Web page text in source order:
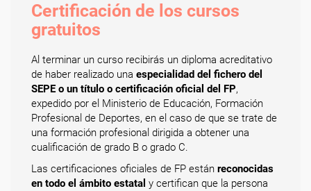
Certificación de los cursos
gratuitos
Al terminar un curso recibirás un diploma acreditativo
de haber realizado una especialidad del fichero del
SEPE o un título o certificación oficial del FP,
expedido por el Ministerio de Educación, Formación
Profesional de Deportes, en el caso de que se trate de
una formación profesional dirigida a obtener una
cualificación de grado B o grado C.
Las certificaciones oficiales de FP están reconocidas
en todo el ámbito estatal y certifican que la persona